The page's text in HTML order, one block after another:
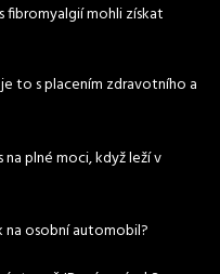
fibromyalgií mohli získat
je to s placením zdravotního a
plné moci, když leží v
na osobní automobil?